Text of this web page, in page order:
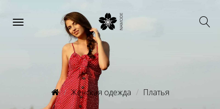
Женская одежда Платья